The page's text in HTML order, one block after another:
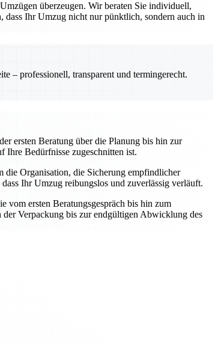
überzeugen. Wir beraten Sie individuell,
dass Ihr Umzug nicht nur pünktlich, sondern auch in
– professionell, transparent und termingerecht.
ersten Beratung über die Planung bis hin zur
Ihre Bedürfnisse zugeschnitten ist.
die Organisation, die Sicherung empfindlicher
Ihr Umzug reibungslos und zuverlässig verläuft.
vom ersten Beratungsgespräch bis hin zum
Verpackung bis zur endgültigen Abwicklung des